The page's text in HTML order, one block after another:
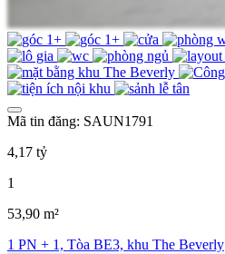
Mã tin đăng: SAUN1791
4,17 tỷ
1
53,90 m²
1 PN + 1, Tòa BE3, khu The Beverly